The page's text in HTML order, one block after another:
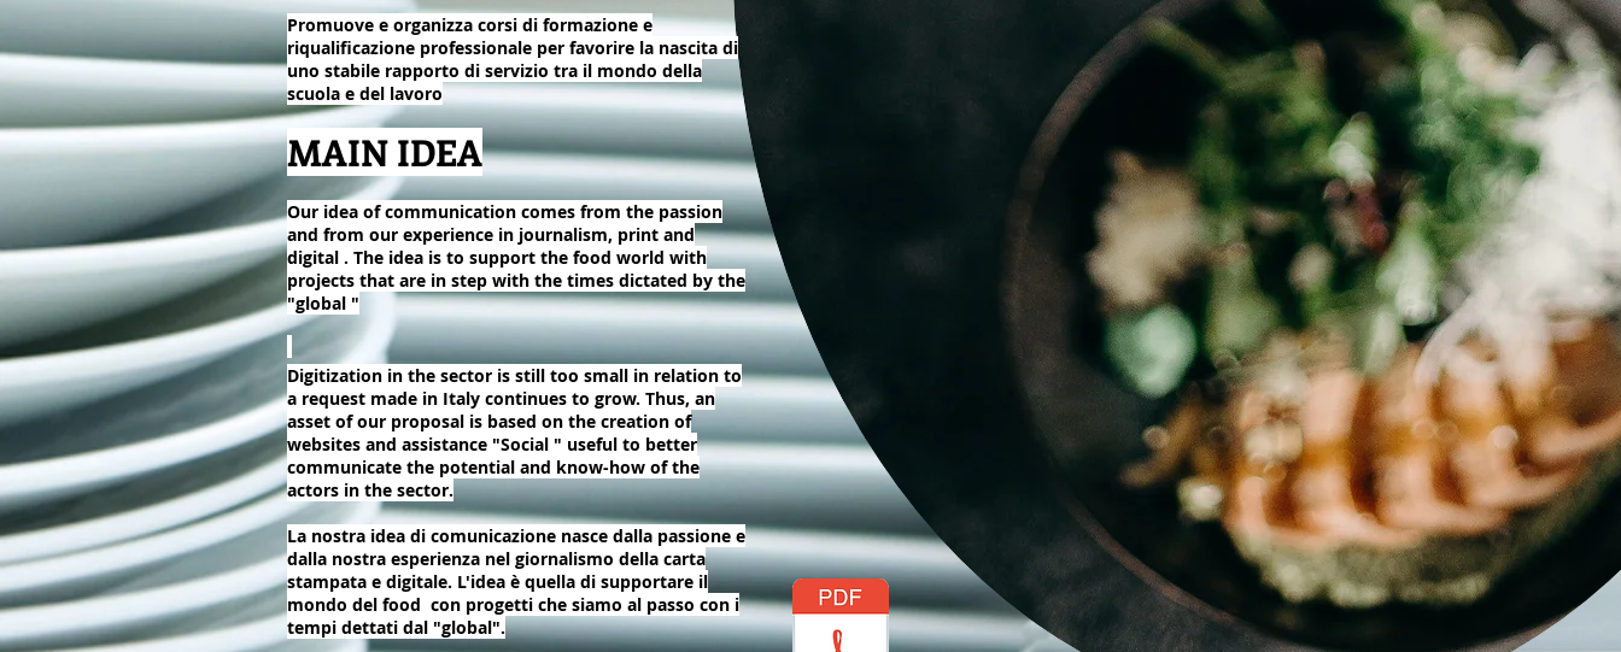
Promuove e organizza corsi di formazione e
riqualificazione professionale per favorire la nascita di
uno stabile rapporto di servizio tra il mondo della
scuola e del lavoro
MAIN IDEA
Our idea of communication comes from the passion
and from our experience in journalism, print and
digital . The idea is to support the food world with
projects that are in step with the times dictated by the
"global "
Digitization in the sector is still too small in relation to
a request made ​​in Italy continues to grow. Thus, an
asset of our proposal is based on the creation of
websites and assistance "Social " useful to better
communicate the potential and know-how of the
actors in the sector.
La nostra idea di comunicazione nasce dalla passione e
dalla nostra esperienza nel giornalismo della carta
stampata e digitale. L'idea è quella di supportare il
mondo del food con progetti che siamo al passo con i
tempi dettati dal "global".